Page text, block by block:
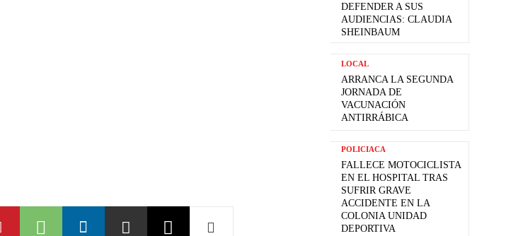
DEFENDER A SUS
AUDIENCIAS: CLAUDIA
SHEINBAUM
LOCAL
ARRANCA LA SEGUNDA
JORNADA DE
VACUNACIÓN
ANTIRRÁBICA
POLICIACA
FALLECE MOTOCICLISTA
EN EL HOSPITAL TRAS
SUFRIR GRAVE
ACCIDENTE EN LA
COLONIA UNIDAD
DEPORTIVA